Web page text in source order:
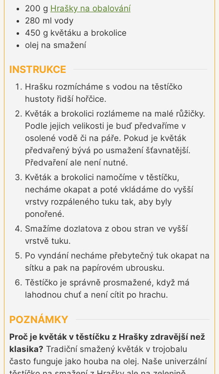
200 g Hrašky na obalování
280 ml vody
450 g květáku a brokolice
olej na smažení
INSTRUKCE
Hrašku rozmícháme s vodou na těstíčko
hustoty řidší hořčice.
Květák a brokolici rozlámeme na malé růžičky.
Podle jejich velikosti je buď předvaříme v
osolené vodě či na páře. Pokud je květák
předvařený bývá po usmažení šťavnatější.
Předvaření ale není nutné.
Květák a brokolici namočíme v těstíčku,
necháme okapat a poté vkládáme do vyšší
vrstvy rozpáleného tuku tak, aby byly
ponořené.
Smažíme dozlatova z obou stran ve vyšší
vrstvě tuku.
Po vyndání necháme přebytečný tuk okapat na
sítku a pak na papírovém ubrousku.
Těstíčko je správně prosmažené, když má
lahodnou chuť a není cítit po hrachu.
POZNÁMKY
Proč je květák v těstíčku z Hrašky zdravější než
klasika? Tradiční smažený květák v trojobalu
často funguje jako houba na olej. Naše univerzální